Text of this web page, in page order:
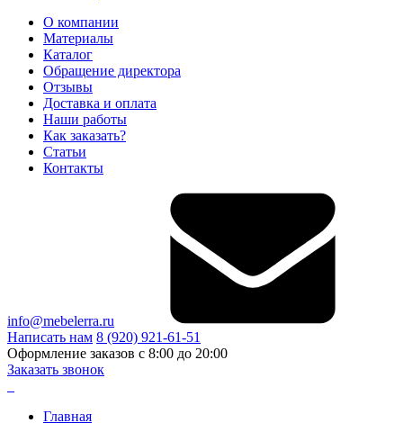
О компании
Материалы
Каталог
Обращение директора
Отзывы
Доставка и оплата
Наши работы
Как заказать?
Статьи
Контакты
info@mebelerra.ru
Написать нам 8 (920) 921-61-51
Оформление заказов с 8:00 до 20:00
Заказать звонок
Главная